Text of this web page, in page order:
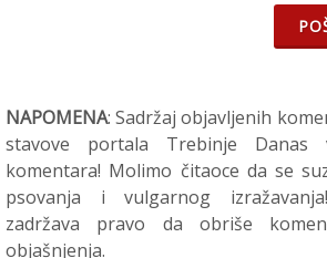
NAPOMENA: Sadržaj objavljenih
stavove portala Trebinje Danas
komentara! Molimo čitaoce da se
psovanja i vulgarnog
zadržava pravo da obriše
objašnjenja.